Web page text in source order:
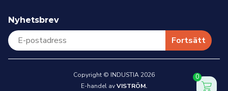
a
g
r
a
b
o
o
k
Nyhetsbrev
Fortsätt
Copyright © INDUSTIA 2026
E-handel avVISTRÖM
0